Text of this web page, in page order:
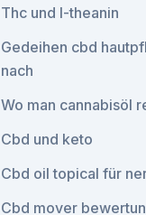
Thc und l-theanin
Gedeihen cbd
nach
Wo man cannabisöl
Cbd und keto
Cbd oil topical für
Cbd mover